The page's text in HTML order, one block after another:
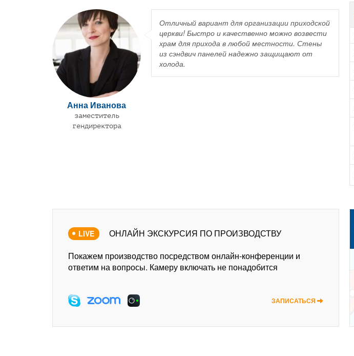
Анна Иванова
заместитель
гендиректора
Отличный вариант для организации приходской
церкви! Быстро и качественно можно возвести
храм для прихода в любой местности. Стены
из сэндвич панелей надежно защищают от
холода.
LIVE
ОНЛАЙН ЭКСКУРСИЯ ПО ПРОИЗВОДСТВУ
Покажем производство посредством онлайн-конференции и
ответим на вопросы. Камеру включать не понадобится
ЗАПИСАТЬСЯ